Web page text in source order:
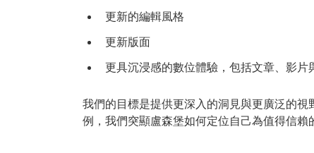
更新的編輯風格
更新版面
更具沉浸感的數位體驗，包括文章、影片
我們的目標是提供更深入的洞見與更廣泛的
例，我們突顯盧森堡如何定位自己為值得信賴